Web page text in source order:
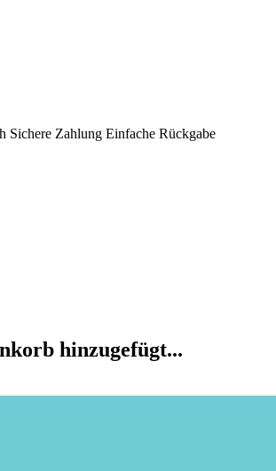
Sichere Zahlung Einfache Rückgabe
hinzugefügt...